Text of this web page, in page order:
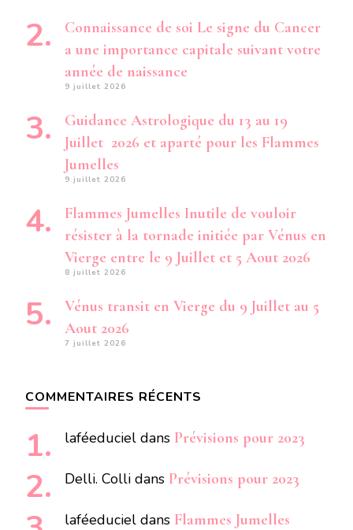
Connaissance de soi Le signe du Cancer
a une importance capitale suivant votre
année de naissance
9 juillet 2026
Guidance Astrologique du 13 au 19
Juillet 2026 et aparté pour les Flammes
Jumelles
9 juillet 2026
Flammes Jumelles Inutile de vouloir
résister à la tornade initiée par Vénus en
Vierge entre le 9 Juillet et 5 Aout 2026
8 juillet 2026
Vénus transit en Vierge du 9 Juillet au 5
Aout 2026
7 juillet 2026
COMMENTAIRES RÉCENTS
laféeduciel dans Prévisions pour 2023
Delli. Colli dans Prévisions pour 2023
laféeduciel dans Flammes Jumelles